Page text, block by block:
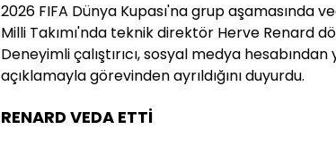
2026 FIFA Dünya Kupası'na grup aşamasında
Milli Takımı'nda teknik direktör Herve Renard
Deneyimli çalıştırıcı, sosyal medya hesabından
açıklamayla görevinden ayrıldığını duyurdu.
RENARD VEDA ETTİ